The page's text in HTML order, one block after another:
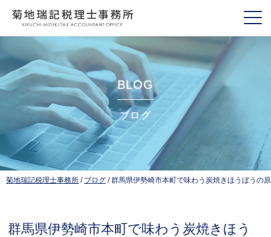
BLOG
ブログ
菊地瑞記税理士事務所 / ブログ /群馬県伊勢崎市本町で味わう炭焼きほうぼうの
群馬県伊勢崎市本町で味わう炭焼きほう